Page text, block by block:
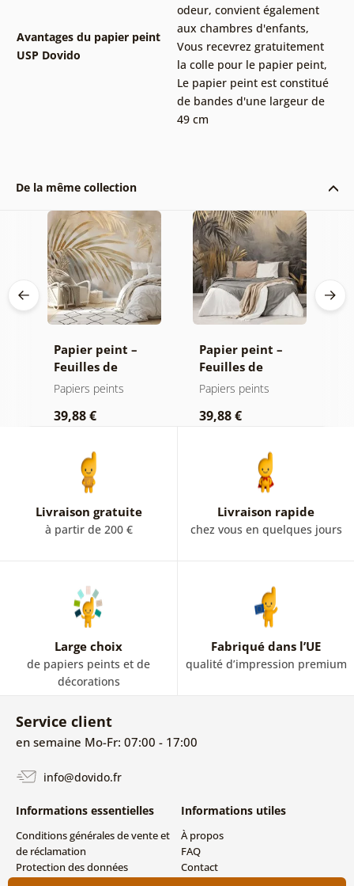
Avantages du papier peint
USP Dovido
odeur, convient également
aux chambres d'enfants,
Vous recevrez gratuitement
la colle pour le papier peint,
Le papier peint est constitué
de bandes d'une largeur de
49 cm
De la même collection
Papier peint –
Feuilles de
palmier dorées
Papiers peints
39,88 €
Papier peint –
Feuilles de
palmier dans la
Papiers peints
39,88 €
Livraison gratuite
à partir de 200 €
Livraison rapide
chez vous en quelques jours
Large choix
de papiers peints et de
décorations
Fabriqué dans l’UE
qualité d’impression premium
Service client
en semaine Mo-Fr: 07:00 - 17:00
info@dovido.fr
Informations essentielles
Conditions générales de vente et
de réclamation
Protection des données
Informations utiles
À propos
FAQ
Contact